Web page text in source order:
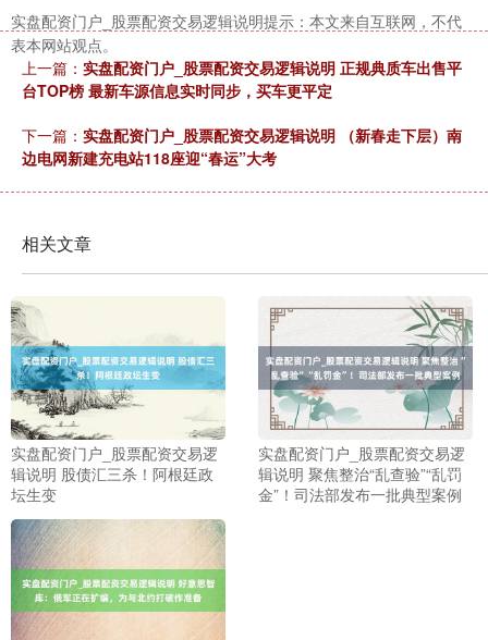
实盘配资门户_股票配资交易逻辑说明提示：本文来自互联网，不代
表本网站观点。
上一篇： 实盘配资门户_股票配资交易逻辑说明 正规典质车出售平
台TOP榜 最新车源信息实时同步，买车更平定
下一篇： 实盘配资门户_股票配资交易逻辑说明 （新春走下层）南
边电网新建充电站118座迎“春运”大考
相关文章
实盘配资门户_股票配资交易逻
辑说明 股债汇三杀！阿根廷政
坛生变
实盘配资门户_股票配资交易逻
辑说明 聚焦整治“乱查验”“乱罚
金”！司法部发布一批典型案例